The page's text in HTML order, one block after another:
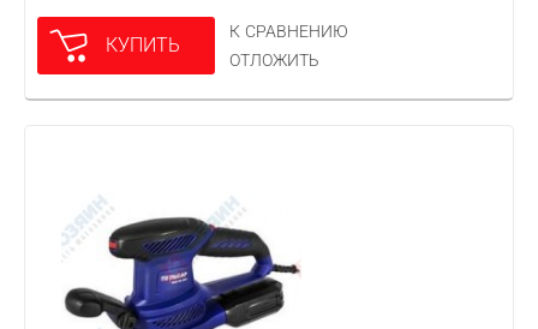
КУПИТЬ
К СРАВНЕНИЮ
ОТЛОЖИТЬ